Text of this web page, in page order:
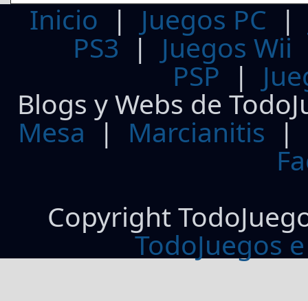
Inicio | Juegos PC
PS3| Juegos Wii
PSP |
Blogs y Webs de
Mesa | Marcianitis |
Copyright
TodoJuegos